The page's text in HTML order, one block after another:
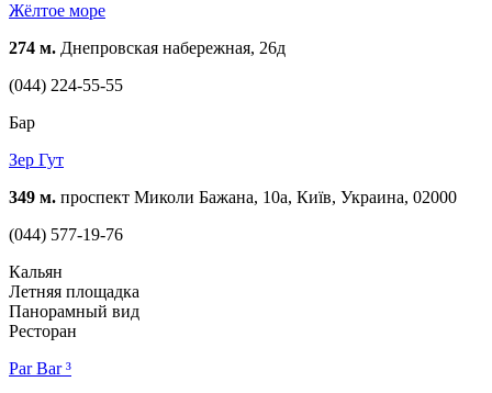
Жёлтое море
274 м. Днепровская набережная, 26д
(044) 224-55-55
Бар
Зер Гут
349 м. проспект Миколи Бажана, 10а, Київ, Украина, 02000
(044) 577-19-76
Кальян
Летняя площадка
Панорамный вид
Ресторан
Par Bar ³